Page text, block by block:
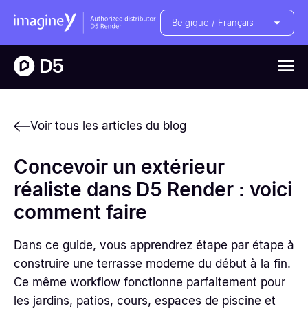
Belgique / Français
Voir tous les articles du blog
Concevoir un extérieur
réaliste dans D5 Render : voici
comment faire
Dans ce guide, vous apprendrez étape par étape à
construire une terrasse moderne du début à la fin.
Ce même workflow fonctionne parfaitement pour
les jardins, patios, cours, espaces de piscine et